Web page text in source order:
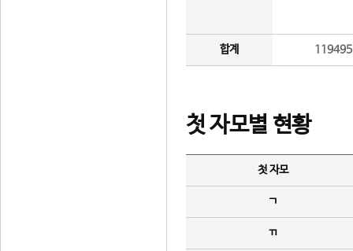
합계
첫 자모별 현황
첫 자모
ㄱ
ㄲ